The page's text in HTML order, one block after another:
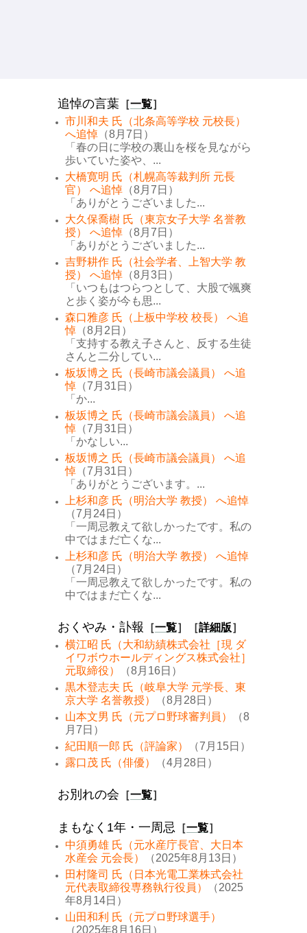
追悼の言葉 ［一覧］
市川和夫 氏（北条高等学校 元校長）
へ追悼 （8月7日）
「春の日に学校の裏山を桜を見ながら
歩いていた姿や、...
大橋寛明 氏（札幌高等裁判所 元長
官） へ追悼 （8月7日）
「ありがとうございました...
大久保喬樹 氏（東京女子大学 名誉教
授） へ追悼 （8月7日）
「ありがとうございました...
吉野耕作 氏（社会学者、上智大学 教
授） へ追悼 （8月3日）
「いつもはつらつとして、大股で颯爽
と歩く姿が今も思...
森口雅彦 氏（上板中学校 校長） へ追
悼 （8月2日）
「支持する教え子さんと、反する生徒
さんと二分してい...
板坂博之 氏（長崎市議会議員） へ追
悼 （7月31日）
「か...
板坂博之 氏（長崎市議会議員） へ追
悼 （7月31日）
「かなしい...
板坂博之 氏（長崎市議会議員） へ追
悼 （7月31日）
「ありがとうございます。...
上杉和彦 氏（明治大学 教授） へ追悼
（7月24日）
「一周忌教えて欲しかったです。私の
中ではまだ亡くな...
上杉和彦 氏（明治大学 教授） へ追悼
（7月24日）
「一周忌教えて欲しかったです。私の
中ではまだ亡くな...
おくやみ・訃報 ［一覧］［詳細版］
横江昭 氏（大和紡績株式会社［現 ダ
イワボウホールディングス株式会社］
元取締役）
（8月16日）
黒木登志夫 氏（岐阜大学 元学長、東
京大学 名誉教授）
（8月28日）
山本文男 氏（元プロ野球審判員）
（8
月7日）
紀田順一郎 氏（評論家）
（7月15日）
露口茂 氏（俳優）
（4月28日）
お別れの会 ［一覧］
まもなく1年・一周忌 ［一覧］
中須勇雄 氏（元水産庁長官、大日本
水産会 元会長）
（2025年8月13日）
田村隆司 氏（日本光電工業株式会社
元代表取締役専務執行役員）
（2025
年8月14日）
山田和利 氏（元プロ野球選手）
（2025年8月16日）